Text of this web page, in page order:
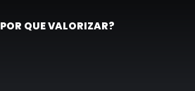
POR QUE VALORIZAR?